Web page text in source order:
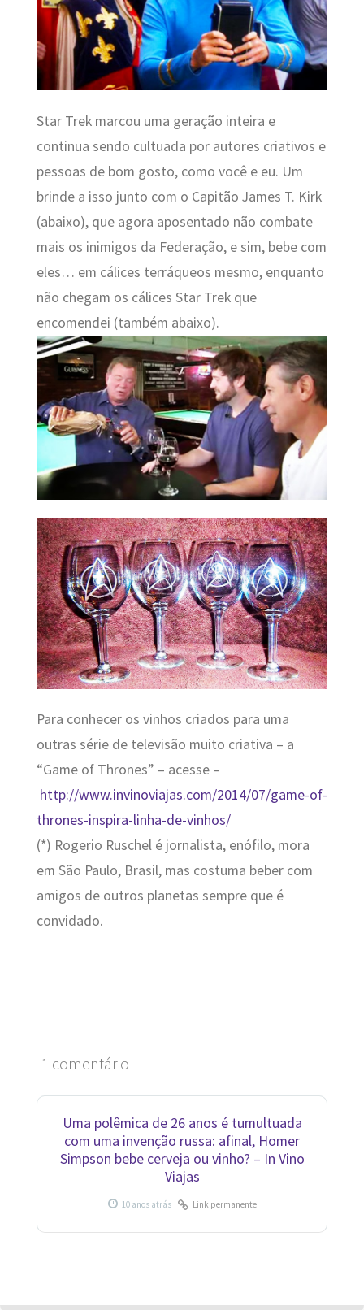
Star Trek marcou uma geração inteira e
continua sendo cultuada por autores criativos e
pessoas de bom gosto, como você e eu. Um
brinde a isso junto com o Capitão James T. Kirk
(abaixo), que agora aposentado não combate
mais os inimigos da Federação, e sim, bebe com
eles… em cálices terráqueos mesmo, enquanto
não chegam os cálices Star Trek que
encomendei (também abaixo).
Para conhecer os vinhos criados para uma
outras série de televisão muito criativa – a
“Game of Thrones” – acesse –
http://www.invinoviajas.com/2014/07/game-of-
thrones-inspira-linha-de-vinhos/
(*) Rogerio Ruschel é jornalista, enófilo, mora
em São Paulo, Brasil, mas costuma beber com
amigos de outros planetas sempre que é
convidado.
1 comentário
Uma polêmica de 26 anos é tumultuada
com uma invenção russa: afinal, Homer
Simpson bebe cerveja ou vinho? – In Vino
Viajas
Link permanente